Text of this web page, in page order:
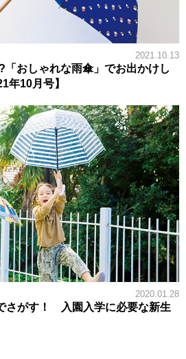
2021.10.13
おしゃれな雨傘」でお出かけし
年10月号】
2020.01.28
さがす！ 入園入学に必要な新生